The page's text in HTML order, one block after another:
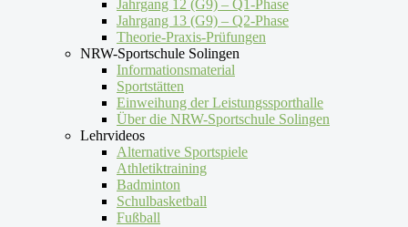
Jahrgang 12 (G9) – Q1-Phase
Jahrgang 13 (G9) – Q2-Phase
Theorie-Praxis-Prüfungen
NRW-Sportschule Solingen
Informationsmaterial
Sportstätten
Einweihung der Leistungssporthalle
Über die NRW-Sportschule Solingen
Lehrvideos
Alternative Sportspiele
Athletiktraining
Badminton
Schulbasketball
Fußball